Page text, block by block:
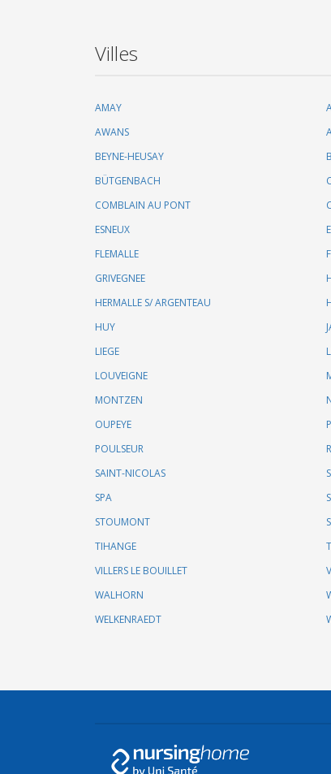
Villes
AMAY
AWANS
BEYNE-HEUSAY
BÜTGENBACH
COMBLAIN AU PONT
ESNEUX
FLEMALLE
GRIVEGNEE
HERMALLE S/ ARGENTEAU
HUY
LIEGE
LOUVEIGNE
MONTZEN
OUPEYE
POULSEUR
SAINT-NICOLAS
SPA
STOUMONT
TIHANGE
VILLERS LE BOUILLET
WALHORN
WELKENRAEDT